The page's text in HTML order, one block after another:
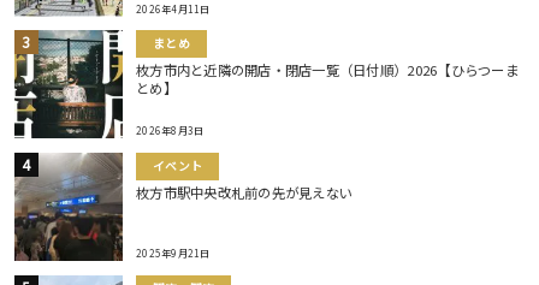
2026年4月11日
まとめ
枚方市内と近隣の開店・閉店一覧（日付順）2026【ひらつーま
とめ】
2026年8月3日
イベント
枚方市駅中央改札前の先が見えない
2025年9月21日